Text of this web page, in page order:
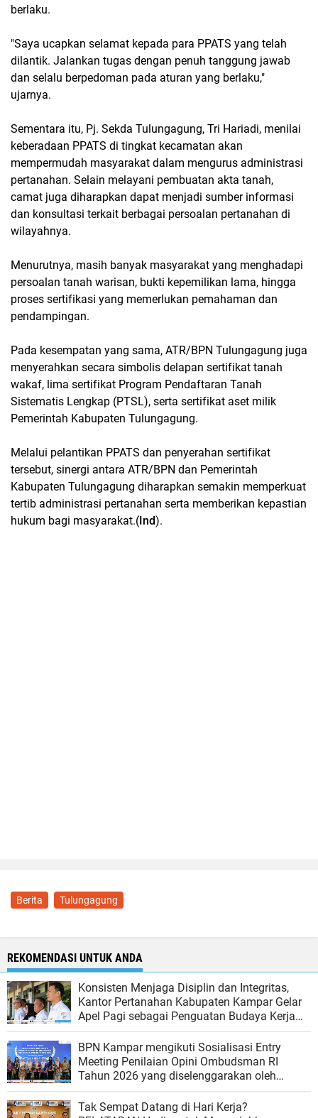
berlaku.
"Saya ucapkan selamat kepada para PPATS yang telah
dilantik. Jalankan tugas dengan penuh tanggung jawab
dan selalu berpedoman pada aturan yang berlaku,"
ujarnya.
Sementara itu, Pj. Sekda Tulungagung, Tri Hariadi, menilai
keberadaan PPATS di tingkat kecamatan akan
mempermudah masyarakat dalam mengurus administrasi
pertanahan. Selain melayani pembuatan akta tanah,
camat juga diharapkan dapat menjadi sumber informasi
dan konsultasi terkait berbagai persoalan pertanahan di
wilayahnya.
Menurutnya, masih banyak masyarakat yang menghadapi
persoalan tanah warisan, bukti kepemilikan lama, hingga
proses sertifikasi yang memerlukan pemahaman dan
pendampingan.
Pada kesempatan yang sama, ATR/BPN Tulungagung juga
menyerahkan secara simbolis delapan sertifikat tanah
wakaf, lima sertifikat Program Pendaftaran Tanah
Sistematis Lengkap (PTSL), serta sertifikat aset milik
Pemerintah Kabupaten Tulungagung.
Melalui pelantikan PPATS dan penyerahan sertifikat
tersebut, sinergi antara ATR/BPN dan Pemerintah
Kabupaten Tulungagung diharapkan semakin memperkuat
tertib administrasi pertanahan serta memberikan kepastian
hukum bagi masyarakat.(Ind).
Berita Tulungagung
REKOMENDASI UNTUK ANDA
Konsisten Menjaga Disiplin dan Integritas,
Kantor Pertanahan Kabupaten Kampar Gelar
Apel Pagi sebagai Penguatan Budaya Kerja
Organisasi
BPN Kampar mengikuti Sosialisasi Entry
Meeting Penilaian Opini Ombudsman RI
Tahun 2026 yang diselenggarakan oleh
Ombudsman RI
Tak Sempat Datang di Hari Kerja?